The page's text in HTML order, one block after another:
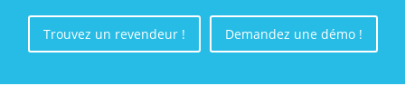
Trouvez un revendeur ! Demandez une démo !